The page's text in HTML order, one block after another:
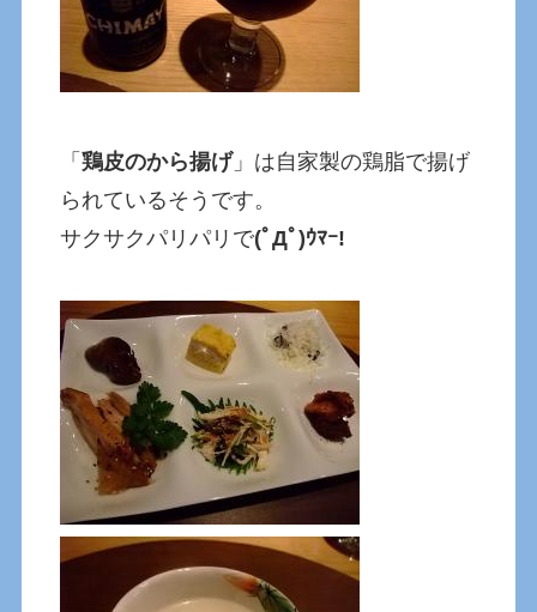
「鶏皮のから揚げ」は自家製の鶏脂で揚げ
られているそうです。
サクサクパリパリで(ﾟДﾟ)ｳﾏｰ!